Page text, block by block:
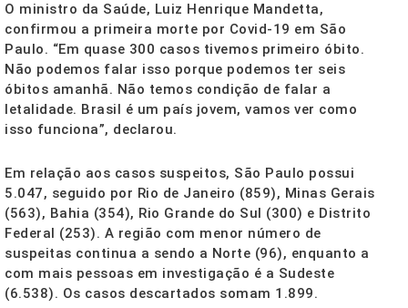
O ministro da Saúde, Luiz Henrique Mandetta,
confirmou a primeira morte por Covid-19 em São
Paulo. “Em quase 300 casos tivemos primeiro óbito.
Não podemos falar isso porque podemos ter seis
óbitos amanhã. Não temos condição de falar a
letalidade. Brasil é um país jovem, vamos ver como
isso funciona”, declarou.
Em relação aos casos suspeitos, São Paulo possui
5.047, seguido por Rio de Janeiro (859), Minas Gerais
(563), Bahia (354), Rio Grande do Sul (300) e Distrito
Federal (253). A região com menor número de
suspeitas continua a sendo a Norte (96), enquanto a
com mais pessoas em investigação é a Sudeste
(6.538). Os casos descartados somam 1.899.